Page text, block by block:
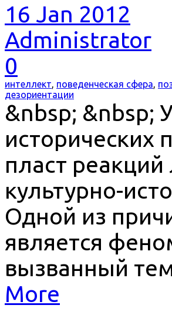
16 Jan 2012
Administrator
0
интеллект, поведенческая сфера,
дезориентации
&nbsp; &nbsp;
исторических
пласт
культурно-
Одной из
является
вызванный
More